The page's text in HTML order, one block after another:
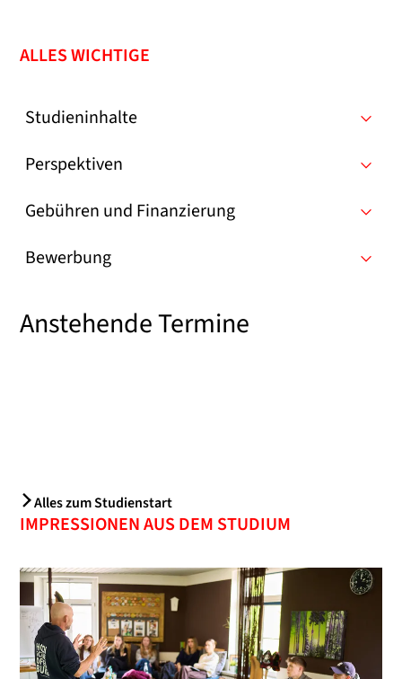
ALLES WICHTIGE
Studieninhalte
Perspektiven
Gebühren und Finanzierung
Bewerbung
Anstehende Termine
Alles zum Studienstart
IMPRESSIONEN AUS DEM STUDIUM